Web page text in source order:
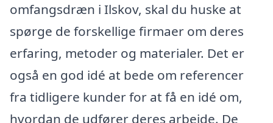
omfangsdræn i Ilskov, skal du huske at
spørge de forskellige firmaer om deres
erfaring, metoder og materialer. Det er
også en god idé at bede om referencer
fra tidligere kunder for at få en idé om,
hvordan de udfører deres arbejde. De